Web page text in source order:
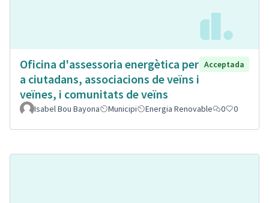
Oficina d'assessoria energètica per
a ciutadans, associacions de veïns i
veïnes, i comunitats de veïns
Acceptada
Isabel Bou Bayona Municipi Energia Renovable 0 0